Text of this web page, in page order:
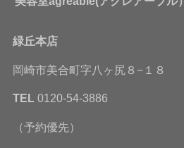
緑丘本店
岡崎市美合町字八ヶ尻８−１８
TEL 0120-54-3886
（予約優先）